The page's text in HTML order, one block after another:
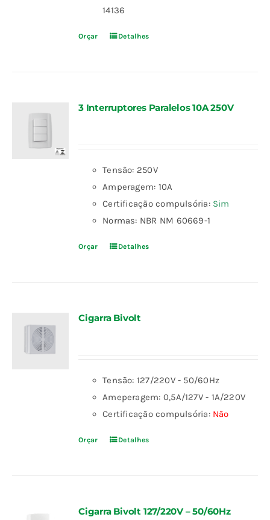
14136
Orçar Detalhes
3 Interruptores Paralelos 10A 250V
Tensão: 250V
Amperagem: 10A
Certificação compulsória: Sim
Normas: NBR NM 60669-1
Orçar Detalhes
Cigarra Bivolt
Tensão: 127/220V - 50/60Hz
Ameperagem: 0,5A/127V - 1A/220V
Certificação compulsória: Não
Orçar Detalhes
Cigarra Bivolt 127/220V – 50/60Hz